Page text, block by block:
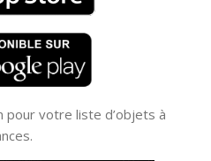
pour votre liste d’objets à